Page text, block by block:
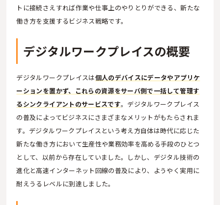
トに接続さえすれば作業や仕事上のやりとりができる、新たな
働き方を支援するビジネス戦略です。
デジタルワークプレイスの概要
デジタルワークプレイスは個人のデバイスにデータやアプリケ
ーションを置かず、これらの資源をサーバ側で一括して管理す
るシンクライアントのサービスです。デジタルワークプレイス
の普及によってビジネスにさまざまなメリットがもたらされま
す。デジタルワークプレイスという考え方自体は時代に応じた
新たな働き方において生産性や業務効率を高める手段のひとつ
として、以前から存在していました。しかし、デジタル技術の
進化と高速インターネット回線の普及により、ようやく実用に
耐えうるレベルに到達しました。